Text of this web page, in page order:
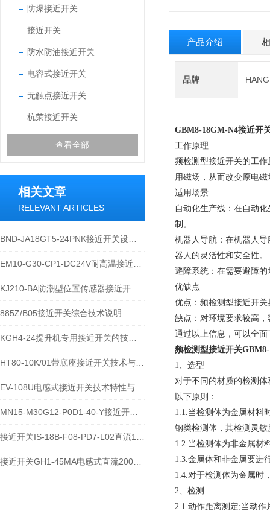
防爆接近开关
接近开关
防水防油接近开关
电容式接近开关
无触点接近开关
杭荣接近开关
查看全部
相关文章
RELEVANT ARTICLES
885Z/B05接近开关综合技术说明
产品介绍
品牌
GBM8-18GM-N4接近开
工作原理
频检测型接近开关的工
用磁场，从而改变原电
适用场景
自动化生产线‌：在自动
制。
机器人导航‌：在机器人
器人的灵活性和安全性。
避障系统‌：在需要避障
优缺点
优点‌：频检测型接近开
缺点‌：对环境要求较高
通过以上信息，可以全
频检测型接近开关
1、选型
对于不同的材质的检测
以下原则：
1.1.当检测体为金属材料
钢类检测体，其检测灵敏
1.2.当检测体为非金属材
1.3.金属体和非金属要进
1.4.对于检测体为金属时
2、检测
2.1.动作距离测定;当动